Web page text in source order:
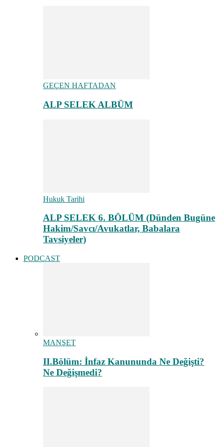
GEÇEN HAFTADAN
ALP SELEK ALBÜM
Hukuk Tarihi
ALP SELEK 6. BÖLÜM (Dünden Bugüne
Hakim/Savcı/Avukatlar, Babalara
Tavsiyeler)
PODCAST
MANŞET
II.Bölüm: İnfaz Kanununda Ne Değişti?
Ne Değişmedi?